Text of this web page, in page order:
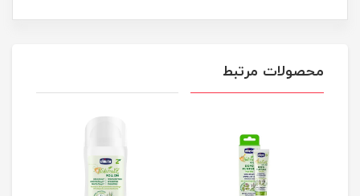
محصولات مرتبط